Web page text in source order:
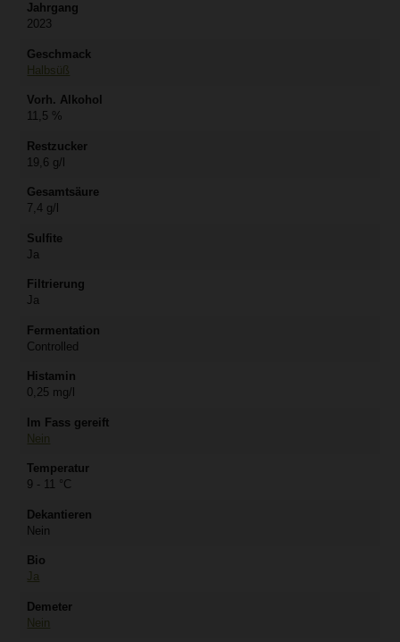
Jahrgang
2023
Geschmack
Halbsüß
Vorh. Alkohol
11,5 %
Restzucker
19,6 g/l
Gesamtsäure
7,4 g/l
Sulfite
Ja
Filtrierung
Ja
Fermentation
Controlled
Histamin
0,25 mg/l
Im Fass gereift
Nein
Temperatur
9 - 11 °C
Dekantieren
Nein
Bio
Ja
Demeter
Nein